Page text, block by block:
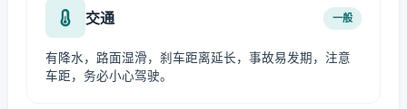
交通 一般
有降水，路面湿滑，刹车距离延长，事故易发期，注意
车距，务必小心驾驶。